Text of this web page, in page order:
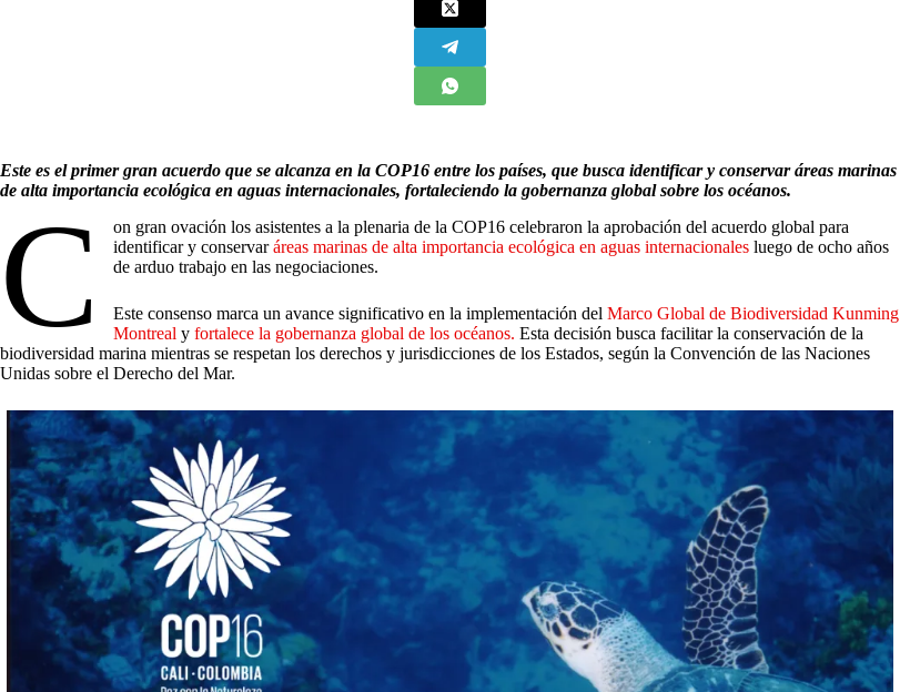
Este es el primer gran acuerdo que se alcanza en la COP16 entre los países, que busca identificar y conservar áreas marinas
de alta importancia ecológica en aguas internacionales, fortaleciendo la gobernanza global sobre los océanos.
C
on gran ovación los asistentes a la plenaria de la COP16 celebraron la aprobación del acuerdo global para
identificar y conservaráreas marinas de alta importancia ecológica en aguas internacionales luego de ocho años
de arduo trabajo en las negociaciones.
Este consenso marca un avance significativo en la implementación delMarco Global de Biodiversidad Kunming
Montreal y fortalece la gobernanza global de los océanos. Esta decisión busca facilitar la conservación de la
biodiversidad marina mientras se respetan los derechos y jurisdicciones de los Estados, según la Convención de las Naciones
Unidas sobre el Derecho del Mar.